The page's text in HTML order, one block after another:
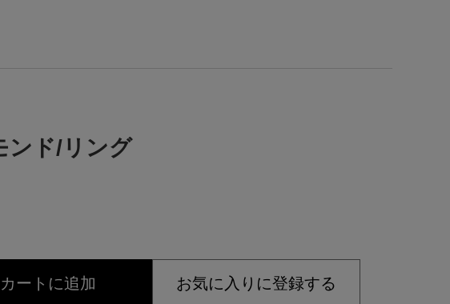
ンド/リング
カートに追加 お気に入りに登録する